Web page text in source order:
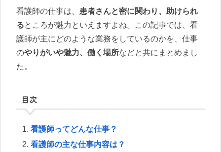
看護師の仕事は、 患者さんと密に関わり、助けられ
るところが魅力といえますよね。この記事では、看
護師が主にどのような業務をしているのかを、仕事
のやりがいや魅力、働く場所などと共にまとめまし
た。
目次
看護師ってどんな仕事？
看護師の主な仕事内容は？